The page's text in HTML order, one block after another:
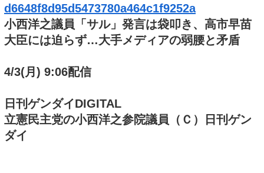
d6648f8d95d5473780a464c1f9252a
小西洋之議員「サル」発言は袋叩き、高市早苗
大臣には迫らず…大手メディアの弱腰と矛盾
4/3(月) 9:06配信
日刊ゲンダイDIGITAL
立憲民主党の小西洋之参院議員（Ｃ）日刊ゲン
ダイ